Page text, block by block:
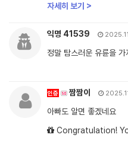
자세히 보기 >
익명 41539
정말 탐스러운 유륜을
인증 짬짬이
아빠도 알면 좋겠네요
Congratulation!